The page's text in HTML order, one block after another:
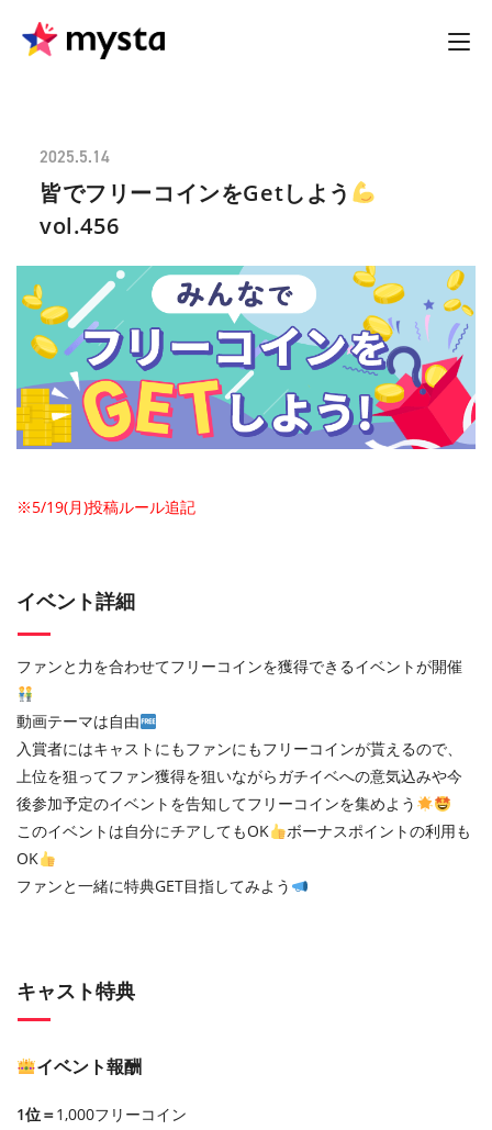
2025.5.14
皆でフリーコインをGetしよう
vol.456
※5/19(月)投稿ルール追記
イベント詳細
ファンと力を合わせてフリーコインを獲得できるイベントが開催
動画テーマは自由
入賞者にはキャストにもファンにもフリーコインが貰えるので、
上位を狙ってファン獲得を狙いながらガチイベへの意気込みや今
後参加予定のイベントを告知してフリーコインを集めよう
このイベントは自分にチアしてもOK
ボーナスポイントの利用も
OK
ファンと一緒に特典GET目指してみよう
キャスト特典
イベント報酬
1位＝1,000フリーコイン